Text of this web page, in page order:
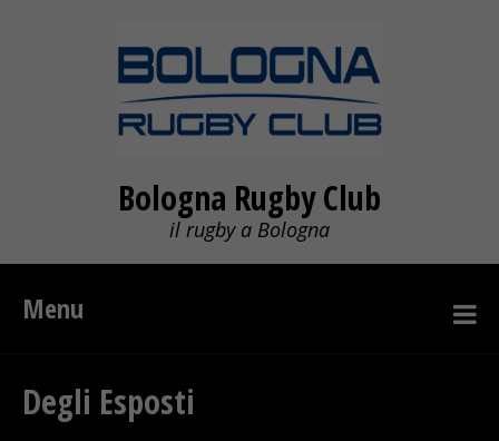
Bologna Rugby Club
il rugby a Bologna
Menu
Degli Esposti